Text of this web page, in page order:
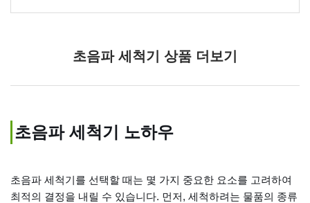
초음파 세척기 상품 더보기
초음파 세척기 노하우
초음파 세척기를 선택할 때는 몇 가지 중요한 요소를 고려하여
최적의 결정을 내릴 수 있습니다. 먼저, 세척하려는 물품의 종류